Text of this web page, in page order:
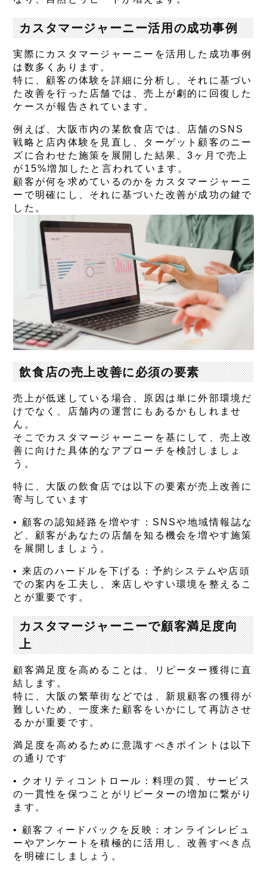
カスタマージャーニー活用の成功事例
実際にカスタマージャーニーを活用した成功事例
は数多くあります。
特に、顧客の体験を詳細に分析し、それに基づい
た改善を行った店舗では、売上が劇的に回復した
ケースが報告されています。
例えば、大阪市内の某飲食店では、店舗のSNS
戦略と店内体験を見直し、ターゲット顧客のニー
ズに合わせた施策を展開した結果、3ヶ月で売上
が15%増加したと言われています。
顧客が何を求めているのかをカスタマージャーニ
ーで明確にし、それに基づいた改善が成功の鍵で
した。
飲食店の売上改善に必須の要素
売上が低迷している場合、原因は単に外部環境だ
けでなく、店舗内の運営にもあるかもしれませ
ん。
そこでカスタマージャーニーを基にして、売上改
善に向けた具体的なアプローチを検討しましょ
う。
特に、大阪の飲食店では以下の要素が売上改善に
寄与しています
• 顧客の認知経路を増やす
：SNSや地域情報誌な
ど、顧客があなたの店舗を知る機会を増やす施策
を展開しましょう。
• 来店のハードルを下げる
：予約システムや店頭
での案内を工夫し、来店しやすい環境を整えるこ
とが重要です。
カスタマージャーニーで顧客満足度向
上
顧客満足度を高めることは、リピーター獲得に直
結します。
特に、大阪の繁華街などでは、新規顧客の獲得が
難しいため、一度来た顧客をいかにして再訪させ
るかが重要です。
満足度を高めるために意識すべきポイントは以下
の通りです
• クオリティコントロール ：料理の質、サービス
の一貫性を保つことがリピーターの増加に繋がり
ます。
• 顧客フィードバックを反映 ：オンラインレビュ
ーやアンケートを積極的に活用し、改善すべき点
を明確にしましょう。